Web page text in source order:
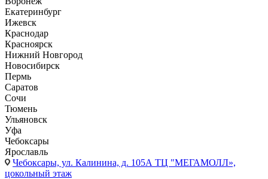
Екатеринбург
Ижевск
Краснодар
Красноярск
Нижний Новгород
Новосибирск
Пермь
Саратов
Сочи
Тюмень
Ульяновск
Уфа
Чебоксары
Ярославль
Чебоксары, ул. Калинина, д. 105А ТЦ "МЕГАМОЛЛ»,
цокольный этаж